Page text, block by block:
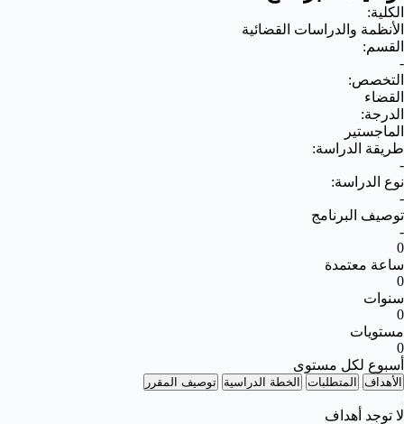
الكلية:
الأنظمة والدراسات القضائية
القسم:
-
التخصص:
القضاء
الدرجة:
الماجستير
طريقة الدراسة:
-
نوع الدراسة:
-
توصيف البرنامج
-
0
ساعة معتمدة
0
سنوات
0
مستويات
0
أسبوع لكل مستوى
الأهداف المتطلبات الخطة الدراسية توصيف المقرر
لا توجد أهداف